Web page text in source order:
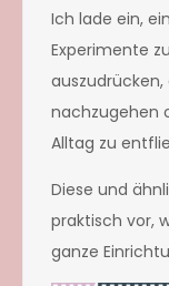
Ich lade ein,
Experimente
nachzugehen
Alltag zu
Diese und
praktisch vor,
ganze